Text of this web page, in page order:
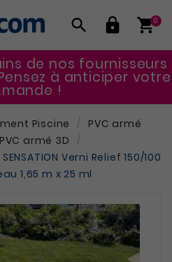
  0
de nos fournisseurs
à anticiper votre
!
Piscine
PVC armé
PVC armé 3D
Verni Relief 150/100
1,65 m x 25 ml